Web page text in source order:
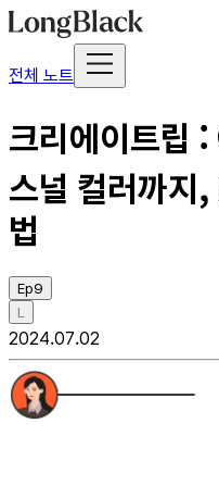
전체 노트
크리에이트립 :
스널 컬러까지
법
Ep9
L
2024.07.02